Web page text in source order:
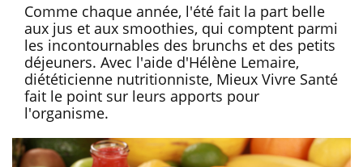
Comme chaque année, l'été fait la part belle
aux jus et aux smoothies, qui comptent parmi
les incontournables des brunchs et des petits
déjeuners. Avec l'aide d'Hélène Lemaire,
diététicienne nutritionniste, Mieux Vivre Santé
fait le point sur leurs apports pour
l'organisme.